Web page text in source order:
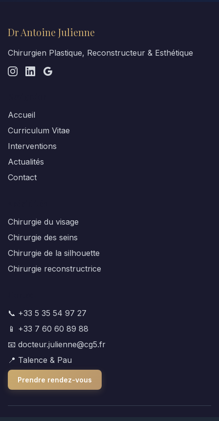
Dr Antoine Julienne
Chirurgien Plastique, Reconstructeur & Esthétique
Accueil
Curriculum Vitae
Interventions
Actualités
Contact
Chirurgie du visage
Chirurgie des seins
Chirurgie de la silhouette
Chirurgie reconstructrice
📞 +33 5 35 54 97 27
📱 +33 7 60 60 89 88
📧 docteur.julienne@cg5.fr
📍 Talence & Pau
Prendre rendez-vous